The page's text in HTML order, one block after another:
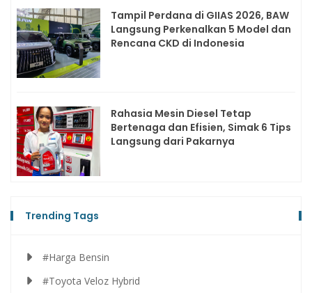
Tampil Perdana di GIIAS 2026, BAW
Langsung Perkenalkan 5 Model dan
Rencana CKD di Indonesia
Rahasia Mesin Diesel Tetap
Bertenaga dan Efisien, Simak 6 Tips
Langsung dari Pakarnya
Trending Tags
#Harga Bensin
#Toyota Veloz Hybrid